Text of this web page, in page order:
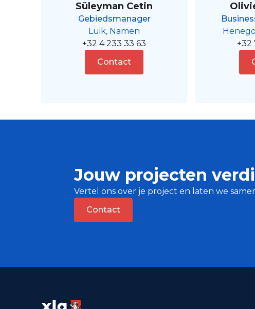
Süleyman Cetin
Gebiedsmanager
Luik, Namen
+32 4 233 33 63
Contact
+32
Jouw projecten
Vertel ons over je project en laten we
Contact